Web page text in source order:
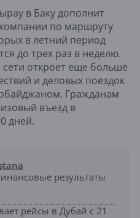
в Баку дополнит
по маршруту
в летний период
до трех раз в неделю.
откроет еще больше
и деловых поездок
Гражданам
въезд в
дней.
результаты
рейсы в Дубай с 21